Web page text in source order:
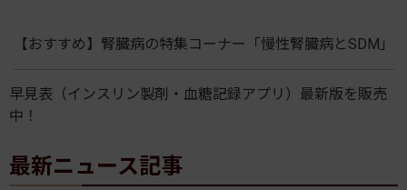
【おすすめ】腎臓病の特集コーナー「慢性腎臓病とSDM」
早見表（インスリン製剤・血糖記録アプリ）最新版を販売
中！
最新ニュース記事